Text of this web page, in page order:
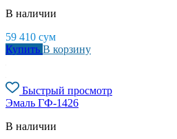
В наличии
59 410 сум
Купить В корзину
Быстрый просмотр
Эмаль ГФ-1426
В наличии